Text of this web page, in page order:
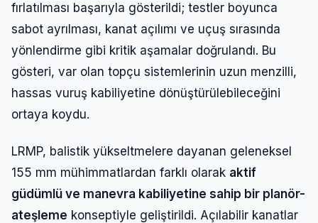
fırlatılması başarıyla gösterildi; testler boyunca
sabot ayrılması, kanat açılımı ve uçuş sırasında
yönlendirme gibi kritik aşamalar doğrulandı. Bu
gösteri, var olan topçu sistemlerinin uzun menzilli,
hassas vuruş kabiliyetine dönüştürülebileceğini
ortaya koydu.
LRMP, balistik yükseltmelere dayanan geleneksel
155 mm mühimmatlardan farklı olarak aktif
güdümlü ve manevra kabiliyetine sahip bir planör-
ateşleme konseptiyle geliştirildi. Açılabilir kanatlar